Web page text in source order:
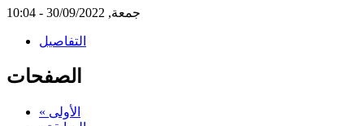
جمعة, 30/09/2022 - 10:04
التفاصيل
الصفحات
« الأولى